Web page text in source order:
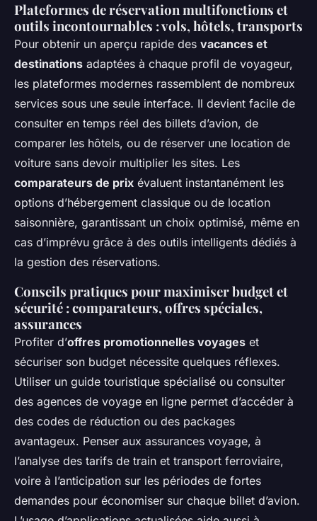
Plateformes de réservation multifonctions et
outils incontournables : vols, hôtels, transports
Pour obtenir un aperçu rapide des vacances et
destinations adaptées à chaque profil de voyageur,
les plateformes modernes rassemblent de nombreux
services sous une seule interface. Il devient facile de
consulter en temps réel des billets d’avion, de
comparer les hôtels, ou de réserver une location de
voiture sans devoir multiplier les sites. Les
comparateurs de prix évaluent instantanément les
options d’hébergement classique ou de location
saisonnière, garantissant un choix optimisé, même en
cas d’imprévu grâce à des outils intelligents dédiés à
la gestion des réservations.
Conseils pratiques pour maximiser budget et
sécurité : comparateurs, offres spéciales,
assurances
Profiter d’offres promotionnelles voyages et
sécuriser son budget nécessite quelques réflexes.
Utiliser un guide touristique spécialisé ou consulter
des agences de voyage en ligne permet d’accéder à
des codes de réduction ou des packages
avantageux. Penser aux assurances voyage, à
l’analyse des tarifs de train et transport ferroviaire,
voire à l’anticipation sur les périodes de fortes
demandes pour économiser sur chaque billet d’avion.